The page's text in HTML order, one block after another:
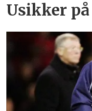
Usikker